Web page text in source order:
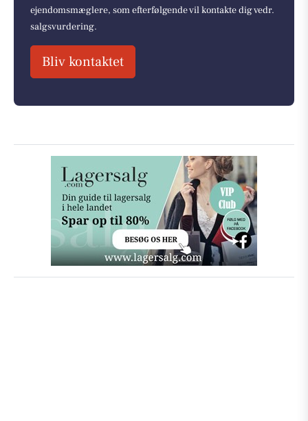
ejendomsmæglere, som efterfølgende vil kontakte dig vedr.
salgsvurdering.
Bliv kontaktet